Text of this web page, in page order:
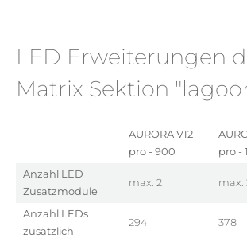
LED Erweiterungen
Matrix Sektion
AURORA V12
pro - 900
pro -
Anzahl LED
Zusatzmodule
max. 2 max.
Anzahl LEDs
zusätzlich
294 378